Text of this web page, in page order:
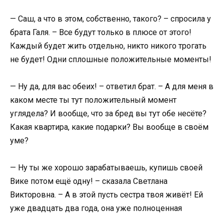
— Саш, а что в этом, собственно, такого? – спросила у
брата Галя. – Все будут только в плюсе от этого!
Каждый будет жить отдельно, никто никого трогать
не будет! Одни сплошные положительные моменты!
— Ну да, для вас обеих! – ответил брат. – А для меня в
каком месте ты тут положительный момент
углядела? И вообще, что за бред вы тут обе несёте?
Какая квартира, какие подарки? Вы вообще в своём
уме?
— Ну ты же хорошо зарабатываешь, купишь своей
Вике потом ещё одну! – сказала Светлана
Викторовна. – А в этой пусть сестра твоя живёт! Ей
уже двадцать два года, она уже полноценная